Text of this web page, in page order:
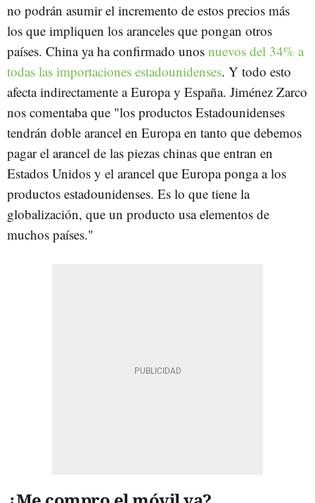
no podrán asumir el incremento de estos precios más
los que impliquen los aranceles que pongan otros
países. China ya ha confirmado unos nuevos del 34% a
todas las importaciones estadounidenses. Y todo esto
afecta indirectamente a Europa y España. Jiménez Zarco
nos comentaba que "los productos Estadounidenses
tendrán doble arancel en Europa en tanto que debemos
pagar el arancel de las piezas chinas que entran en
Estados Unidos y el arancel que Europa ponga a los
productos estadounidenses. Es lo que tiene la
globalización, que un producto usa elementos de
muchos países."